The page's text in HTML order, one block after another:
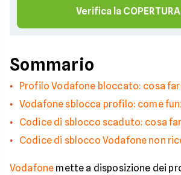
Verifica la COPERTURA
Sommario
Profilo Vodafone bloccato: cosa
Vodafone sblocca profilo: come
Codice di sblocco scaduto: cosa
Codice di sblocco Vodafone non
Vodafone mette a disposizione dei